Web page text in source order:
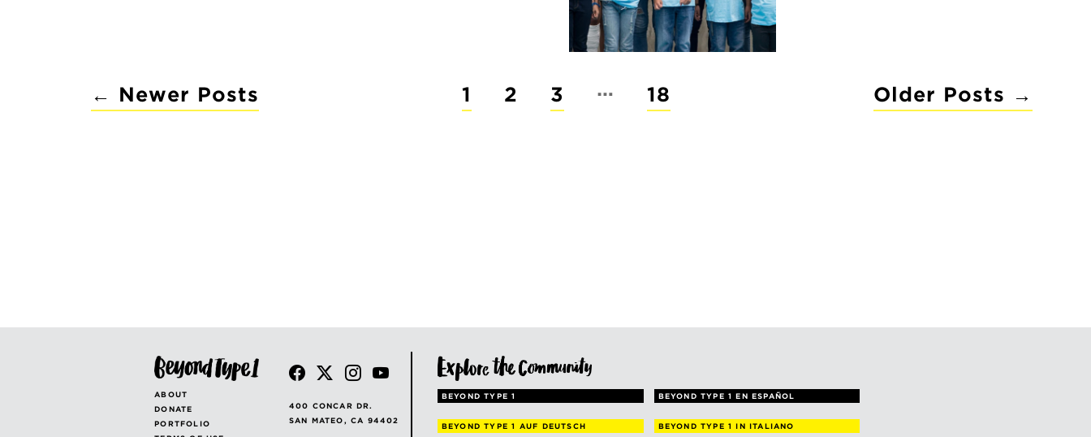
POSTS
← Newer Posts 1 2 3 … 18 Older Posts →
ABOUT
DONATE
PORTFOLIO
400 CONCAR DR.
SAN MATEO, CA 94402
BEYOND TYPE 1 BEYOND TYPE 1 EN ESPAÑOL
BEYOND TYPE 1 AUF DEUTSCH BEYOND TYPE 1IN ITALIANO